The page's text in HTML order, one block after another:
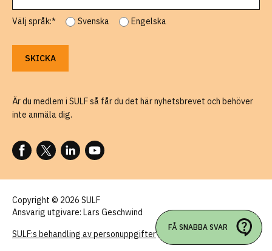
Välj språk:* Svenska Engelska
Är du medlem i SULF så får du det här nyhetsbrevet och behöver
inte anmäla dig.
FÖLJ OSS PÅ FACEBOOK
FÖLJ OSS PÅ X
FÖLJ OSS PÅ LINKEDIN
FÖLJ OSS PÅ YOUTUBE
Copyright © 2026 SULF
Ansvarig utgivare: Lars Geschwind
SULF:s behandling av personuppgifter
FÅ SNABBA SVAR